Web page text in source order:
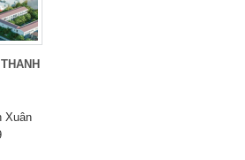
Xuân